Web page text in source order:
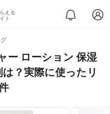
える
ト
ー ローション 保湿
？実際に使ったリ